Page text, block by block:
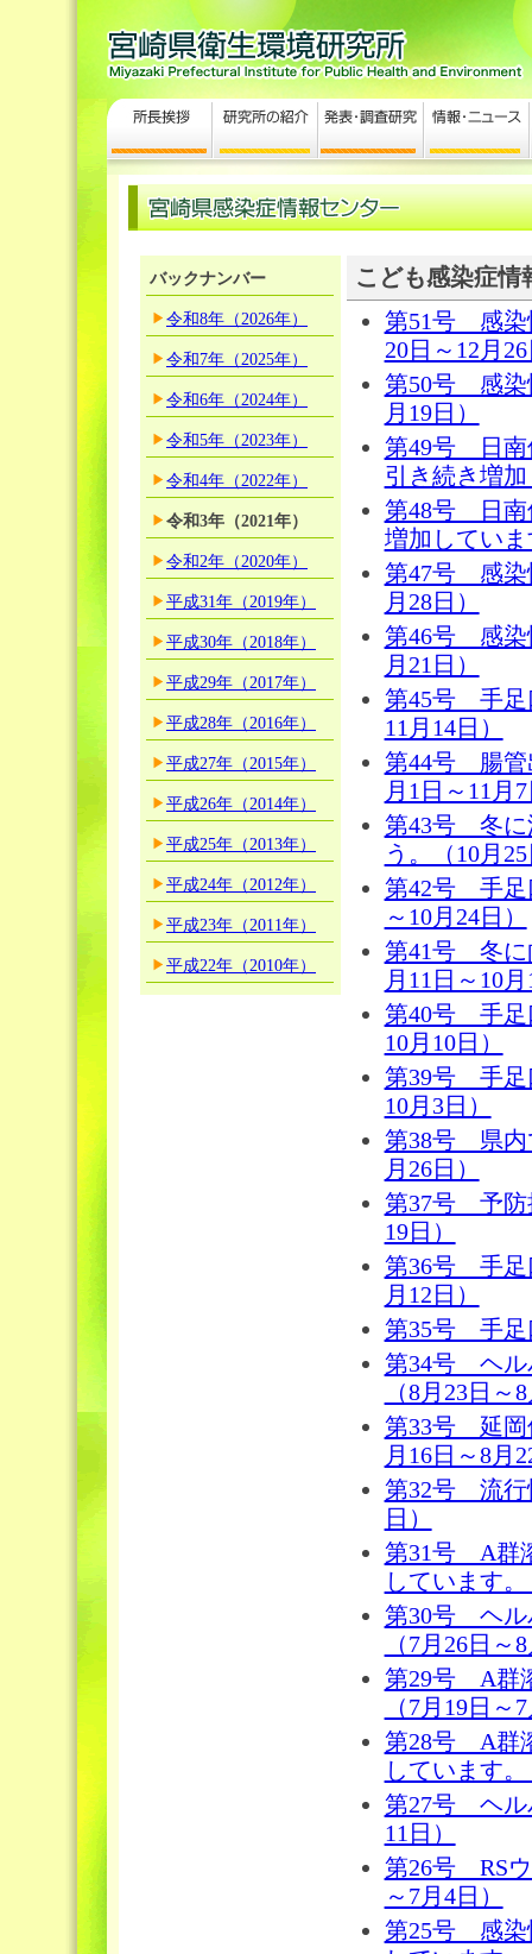
バックナンバー
令和8年（2026年）
令和7年（2025年）
令和6年（2024年）
令和5年（2023年）
令和4年（2022年）
令和3年（2021年）
令和2年（2020年）
平成31年（2019年）
平成30年（2018年）
平成29年（2017年）
平成28年（2016年）
平成27年（2015年）
平成26年（2014年）
平成25年（2013年）
平成24年（2012年）
平成23年（2011年）
平成22年（2010年）
こども感染症情
第51号 感染
20日～12月
第50号 感染
月19日）
第49号 日南
引き続き増
第48号 日南
増加していま
第47号 感染
月28日）
第46号 感染
月21日）
第45号 手足
11月14日）
第44号 腸管
月1日～11月
第43号 冬に
う。（10月
第42号 手足
～10月24日）
第41号 冬に
月11日～10
第40号 手足
10月10日）
第39号 手足
10月3日）
第38号 県内
月26日）
第37号 予防
19日）
第36号 手足
月12日）
第35号 手足
第34号 ヘル
（8月23日～
第33号 延岡
月16日～8月
第32号 流行
日）
第31号 A群
しています
第30号 ヘル
（7月26日～
第29号 A群
（7月19日～
第28号 A群
しています
第27号 ヘル
11日）
第26号 RSウ
～7月4日）
第25号 感染